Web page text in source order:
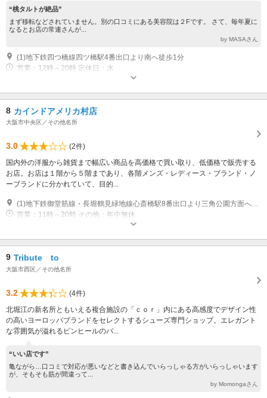
“桃タルトが絶品”
まず移転などされていません。別の口コミにある美容院は２Fです。 さて、毎年夏に
なるとお店の常連さんが...
by MASAさん
(1)地下鉄四つ橋線四ツ橋駅4番出口より南へ徒歩1分
営業：12時～20時 定休日：水
8 カインドアメリカ村店
大阪市中央区／その他名所
3.0
(2件)
国内外の洋服から雑貨まで幅広い商品を高価格で買い取り、低価格で販売する
お店。お店は１階から５階まであり、各階メンズ・レディース・ブランド・ノ
ーブランドに分かれていて、目的...
(1)地下鉄御堂筋線・長堀鶴見緑地線心斎橋駅8番出口より三角公園方面へ徒歩5分
営業：11時～20時 その他：年中無休
9 Tribute to
大阪市西区／その他名所
3.2
(4件)
北堀江の新名所ともいえる複合施設の「ｃｏｒ」内にある高感度でデザイン性
の高いヨーロッパブランドをセレクトするシューズ専門ショップ。エレガント
な雰囲気が溢れるピンヒールのパ...
“いい店です”
亀ながら…口コミで対応が悪いなどと書き込んでいらっしゃる方がいらっしゃいます
が、そもそも筋が間違って...
by Momongaさん